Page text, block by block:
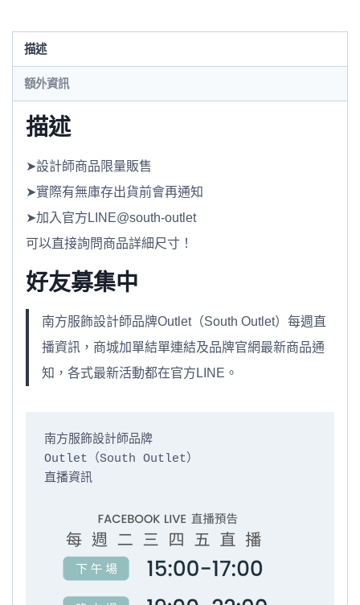
描述
額外資訊
描述
➤設計師商品限量販售
➤實際有無庫存出貨前會再通知
➤加入官方LINE@south-outlet
可以直接詢問商品詳細尺寸！
好友募集中
南方服飾設計師品牌Outlet（South Outlet）每週直
播資訊，商城加單結單連結及品牌官網最新商品通
知，各式最新活動都在官方LINE。
南方服飾設計師品牌
Outlet（South Outlet）
直播資訊